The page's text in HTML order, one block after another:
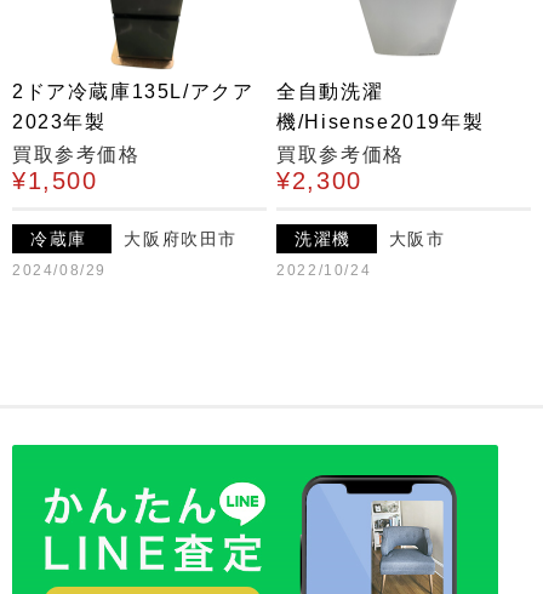
2ドア冷蔵庫135L/アクア
2023年製
買取参考価格
¥1,500
冷蔵庫 大阪府吹田市
2024/08/29
全自動洗濯
機/Hisense2019年製
買取参考価格
¥2,300
洗濯機 大阪市
2022/10/24